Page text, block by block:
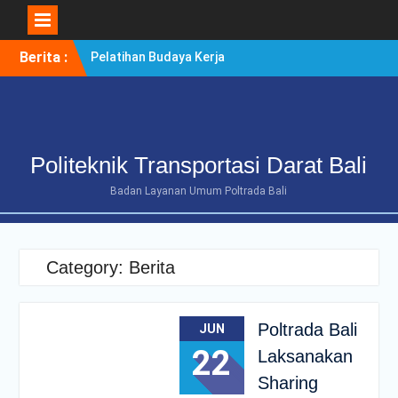
Berita :
Pelatihan Budaya Kerja
Berintegritas Bagi
KUNJUNGAN
BENCHMARKING DISTRIK
BENOA UNTUK
INTEGRITAS
POLTRADA BALI
RE-AKREDITASI MELALUI
REVIEW II DOKUMEN
PROGRAM STUDI D-III
TRANSPORTASI JALAN
Politeknik Transportasi Darat Bali
Badan Layanan Umum Poltrada Bali
Category: Berita
JUN
22
Poltrada Bali
Laksanakan
Sharing